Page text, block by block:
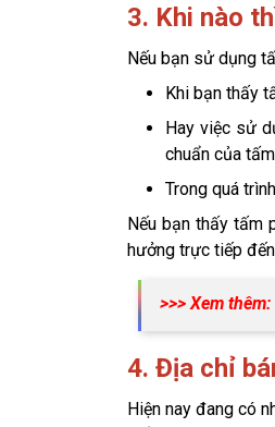
3. Khi nào
Nếu bạn sử dụng
Khi bạn thấy
Hay việc sử
chuẩn của
Trong quá
Nếu bạn thấy tấm
hưởng trực tiếp
>>> Xem thêm:
4. Địa chỉ
Hiện nay đang có